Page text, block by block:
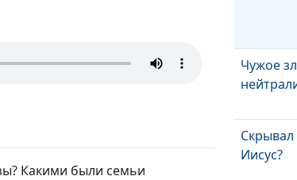
Какими были семьи
Чужое
Скрывал
Иисус?